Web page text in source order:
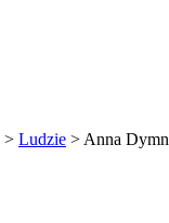
> Ludzie > Anna